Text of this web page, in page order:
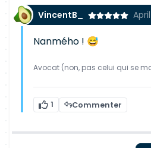
VincentB_
Nanmého ! 😅
Avocat (non, pas celui qui se
1 Commenter